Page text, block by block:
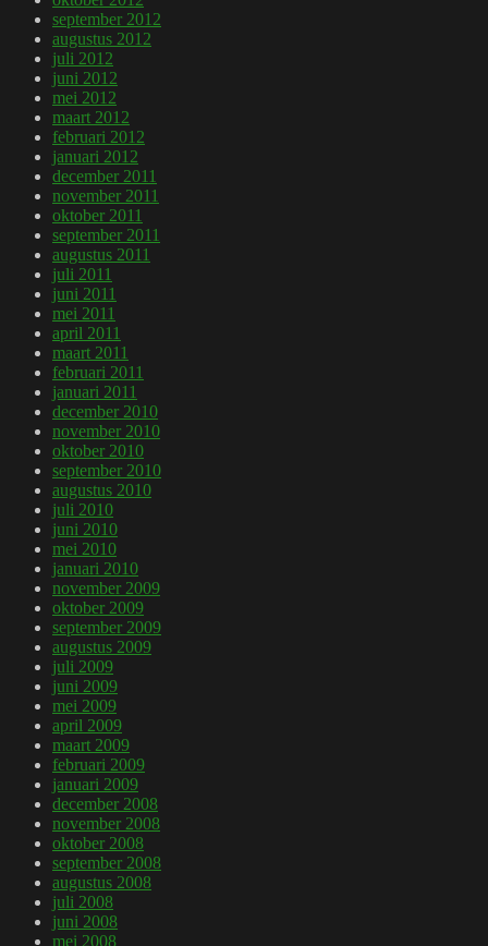
september 2012
augustus 2012
juli 2012
juni 2012
mei 2012
maart 2012
februari 2012
januari 2012
december 2011
november 2011
oktober 2011
september 2011
augustus 2011
juli 2011
juni 2011
mei 2011
april 2011
maart 2011
februari 2011
januari 2011
december 2010
november 2010
oktober 2010
september 2010
augustus 2010
juli 2010
juni 2010
mei 2010
januari 2010
november 2009
oktober 2009
september 2009
augustus 2009
juli 2009
juni 2009
mei 2009
april 2009
maart 2009
februari 2009
januari 2009
december 2008
november 2008
oktober 2008
september 2008
augustus 2008
juli 2008
juni 2008
mei 2008